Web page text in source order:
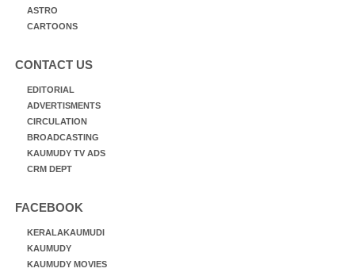
ASTRO
CARTOONS
CONTACT US
EDITORIAL
ADVERTISMENTS
CIRCULATION
BROADCASTING
KAUMUDY TV ADS
CRM DEPT
FACEBOOK
KERALAKAUMUDI
KAUMUDY
KAUMUDY MOVIES